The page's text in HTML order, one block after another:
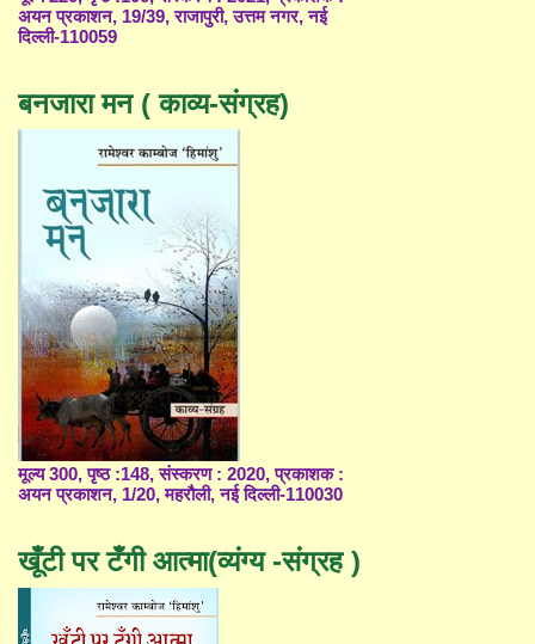
अयन प्रकाशन, 19/39, राजापुरी, उत्तम नगर, नई
दिल्ली-110059
बनजारा मन ( काव्य-संग्रह)
मूल्य 300, पृष्ठ :148, संस्करण : 2020, प्रकाशक :
अयन प्रकाशन, 1/20, महरौली, नई दिल्ली-110030
खूँटी पर टँगी आत्मा(व्यंग्य -संग्रह )